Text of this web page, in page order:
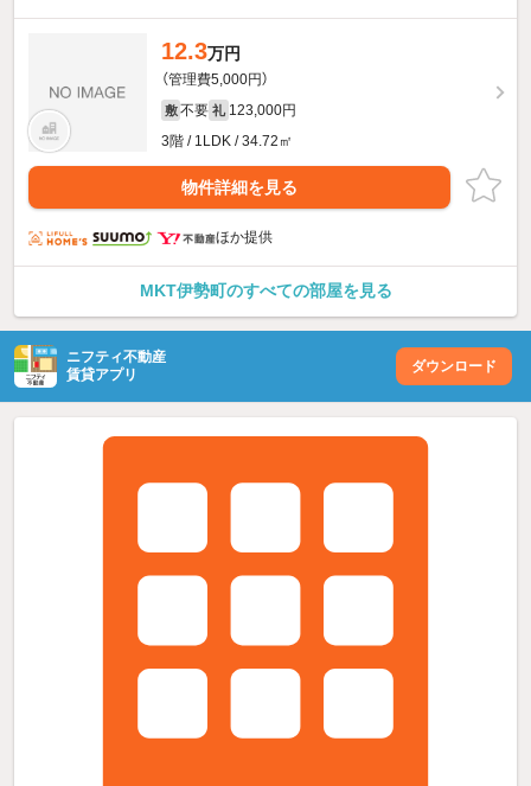
12.3万円
（管理費5,000円）
敷 不要 礼 123,000円
3階 / 1LDK / 34.72㎡
物件詳細を見る
ほか提供
MKT伊勢町のすべての部屋を見る
ニフティ不動産
賃貸アプリ
ダウンロード